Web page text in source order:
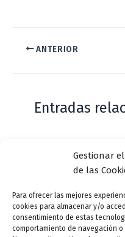
Gestionar
de las
Para ofrecer las mejores
cookies para almacenar y/o
consentimiento de estas
comportamiento de navegación
ANTERIOR
Entradas
Casa de Zorrilla
aniversario del
Deja un comentario /